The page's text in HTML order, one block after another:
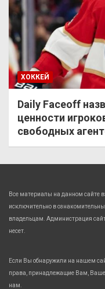
ХОККЕЙ
Daily Faceoff
ценности
свободных
Все материалы на данном сайте
исключительно в
владельцам. Администрация
несет.
Если Вы обнаружили на нашем
права, принадлежащие Вам,
нам.